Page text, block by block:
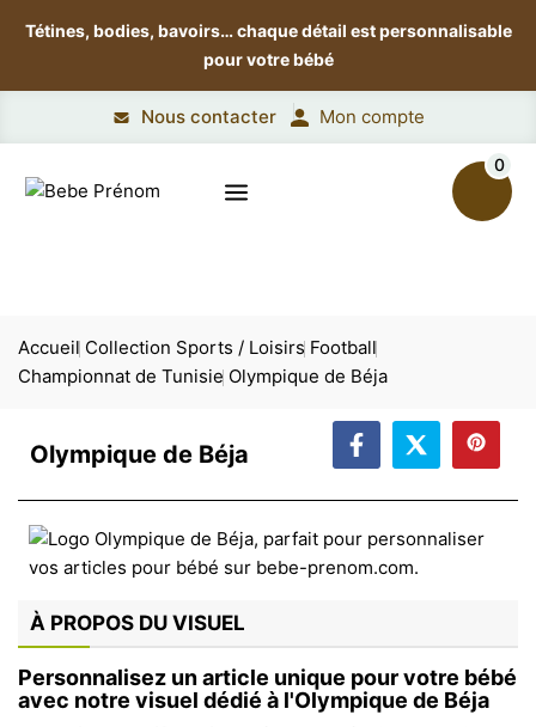
Tétines, bodies, bavoirs…chaque détail est personnalisable
pour votre bébé
Nous contacter Mon compte
0
Accueil Collection Sports / Loisirs Football
Championnat de Tunisie Olympique de Béja
Olympique de Béja
À PROPOS DU VISUEL
Personnalisez un article unique pour votre bébé
avec notre visuel dédié à l'Olympique de Béja